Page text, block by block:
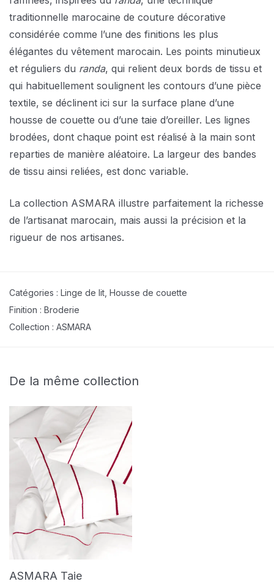
traditionnelle marocaine de couture décorative
considérée comme l’une des finitions les plus
élégantes du vêtement marocain. Les points minutieux
et réguliers du randa, qui relient deux bords de tissu et
qui habituellement soulignent les contours d’une pièce
textile, se déclinent ici sur la surface plane d’une
housse de couette ou d’une taie d’oreiller. Les lignes
brodées, dont chaque point est réalisé à la main sont
reparties de manière aléatoire. La largeur des bandes
de tissu ainsi reliées, est donc variable.
La collection ASMARA illustre parfaitement la richesse
de l’artisanat marocain, mais aussi la précision et la
rigueur de nos artisanes.
Catégories : Linge de lit Housse de couette
Finition : Broderie
Collection : ASMARA
De la même collection
ASMARA Taie